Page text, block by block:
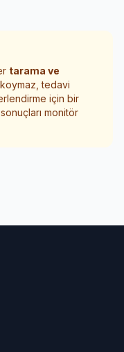
tarama ve
koymaz, tedavi
için bir
monitör